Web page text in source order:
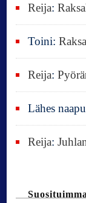
Reija:
Toini:
Reija:
Lähes
Reija: